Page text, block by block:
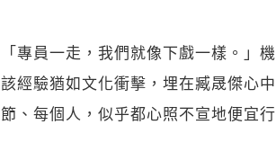
「專員一走，我們就像下戲一樣。」
該經驗猶如文化衝擊，埋在臧晟傑心
節、每個人，似乎都心照不宣地便宜行